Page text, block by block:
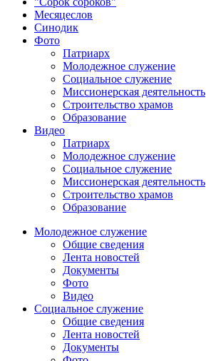
Месяцеслов
Синодик
Фото
Патриарх
Молодежное служение
Социальное служение
Миссионерская деятельность
Строительство храмов
Образование
Видео
Патриарх
Молодежное служение
Социальное служение
Миссионерская деятельность
Строительство храмов
Образование
Молодежное служение
Общие сведения
Лента новостей
Документы
Фото
Видео
Социальное служение
Общие сведения
Лента новостей
Документы